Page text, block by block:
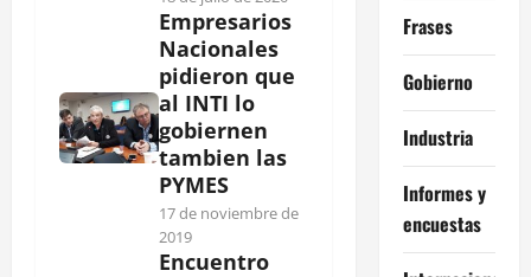
Empresarios
Nacionales
pidieron que
al INTI lo
gobiernen
tambien las
PYMES
17 de noviembre de
2019
Encuentro
Frases
Gobierno
Industria
Informes y
encuestas